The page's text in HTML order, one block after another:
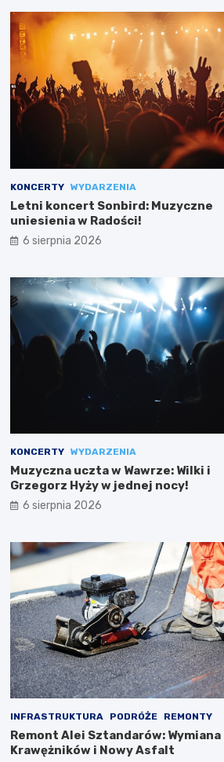
KONCERTY WYDARZENIA
Letni koncert Sonbird: Muzyczne
uniesienia w Radości!
6 sierpnia 2026
KONCERTY WYDARZENIA
Muzyczna uczta w Wawrze: Wilki i
Grzegorz Hyży w jednej nocy!
6 sierpnia 2026
INFRASTRUKTURA PODRÓŻE REMONTY
Remont Alei Sztandarów: Wymiana
Krawężników i Nowy Asfalt